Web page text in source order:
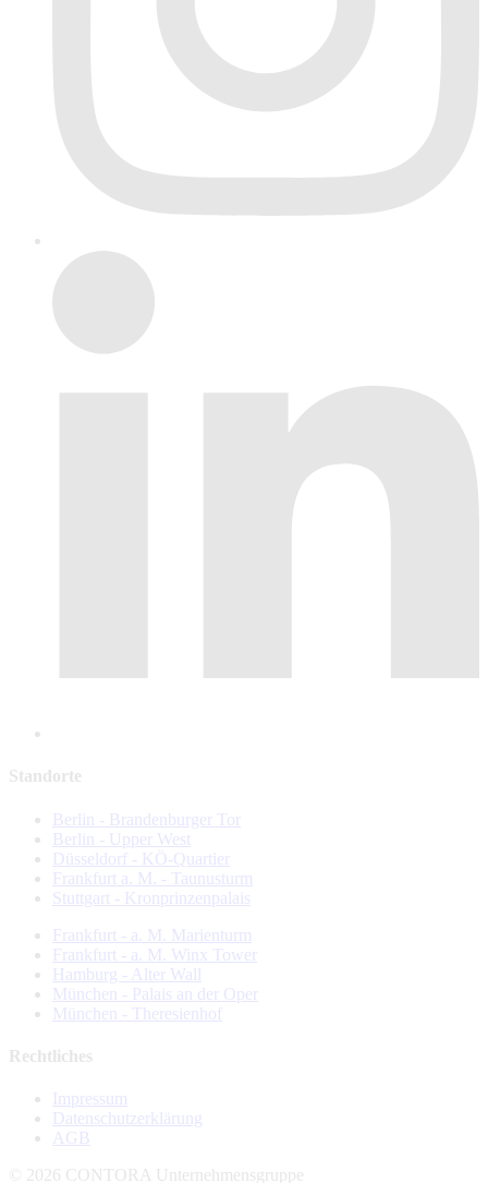
Standorte
Berlin - Brandenburger Tor
Berlin - Upper West
Düsseldorf - KÖ-Quartier
Frankfurt a. M. - Taunusturm
Stuttgart - Kronprinzenpalais
Frankfurt - a. M. Marienturm
Frankfurt - a. M. Winx Tower
Hamburg - Alter Wall
München - Palais an der Oper
München - Theresienhof
Rechtliches
Impressum
Datenschutzerklärung
AGB
© 2026 CONTORA Unternehmensgruppe